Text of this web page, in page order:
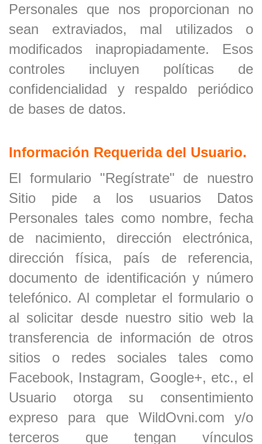
Personales que nos proporcionan no
sean extraviados, mal utilizados o
modificados inapropiadamente. Esos
controles incluyen políticas de
confidencialidad y respaldo periódico
de bases de datos.
Información Requerida del Usuario.
El formulario "Regístrate" de nuestro
Sitio pide a los usuarios Datos
Personales tales como nombre, fecha
de nacimiento, dirección electrónica,
dirección física, país de referencia,
documento de identificación y número
telefónico. Al completar el formulario o
al solicitar desde nuestro sitio web la
transferencia de información de otros
sitios o redes sociales tales como
Facebook, Instagram, Google+, etc., el
Usuario otorga su consentimiento
expreso para que WildOvni.com y/o
terceros que tengan vínculos